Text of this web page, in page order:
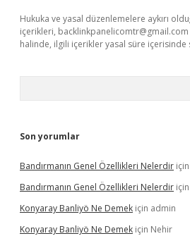
Hukuka ve yasal düzenlemelere aykırı
içerikleri, backlinkpanelicomtr@gmail.com
halinde, ilgili içerikler yasal süre içerisinde
Son yorumlar
Bandırmanın Genel Özellikleri Nelerdir için
Bandırmanın Genel Özellikleri Nelerdir için
Konyaray Banliyö Ne Demek için admin
Konyaray Banliyö Ne Demek için Nehir